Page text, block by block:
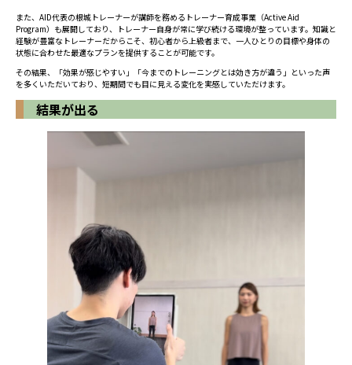
また、AID代表の根城トレーナーが講師を務めるトレーナー育成事業（Active Aid
Program）も展開しており、トレーナー自身が常に学び続ける環境が整っています。知識と
経験が豊富なトレーナーだからこそ、初心者から上級者まで、一人ひとりの目標や身体の
状態に合わせた最適なプランを提供することが可能です。
その結果、「効果が感じやすい」「今までのトレーニングとは効き方が違う」といった声
を多くいただいており、短期間でも目に見える変化を実感していただけます。
結果が出る